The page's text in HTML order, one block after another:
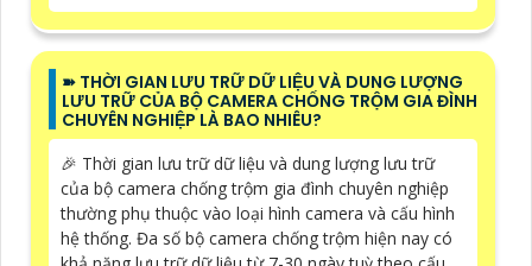
➽ THỜI GIAN LƯU TRỮ DỮ LIỆU VÀ DUNG LƯỢNG
LƯU TRỮ CỦA BỘ CAMERA CHỐNG TRỘM GIA ĐÌNH
CHUYÊN NGHIỆP LÀ BAO NHIÊU?
️🎉 Thời gian lưu trữ dữ liệu và dung lượng lưu trữ
của bộ camera chống trộm gia đình chuyên nghiệp
thường phụ thuộc vào loại hình camera và cấu hình
hệ thống. Đa số bộ camera chống trộm hiện nay có